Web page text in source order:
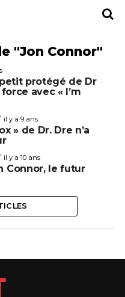
"Jon Connor"
protégé de Dr
avec « I’m
il y a 9 ans
» de Dr. Dre n’a
il y a 10 ans
Connor, le futur